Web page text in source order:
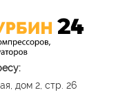
дом 2, стр. 26